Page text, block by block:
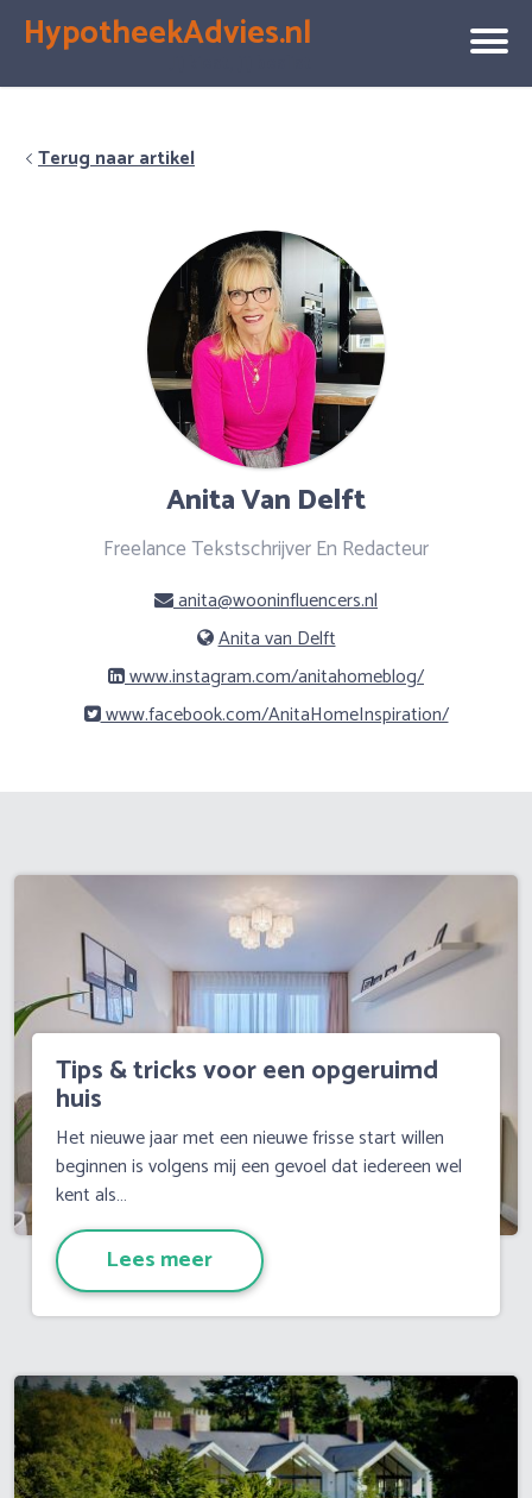
HypotheekAdvies.nl
Terug naar artikel
Anita Van Delft
Freelance Tekstschrijver En Redacteur
anita@wooninfluencers.nl
Anita van Delft
www.instagram.com/anitahomeblog/
www.facebook.com/AnitaHomeInspiration/
Tips & tricks voor een opgeruimd
huis
Het nieuwe jaar met een nieuwe frisse start willen
beginnen is volgens mij een gevoel dat iedereen wel
kent als…
Lees meer